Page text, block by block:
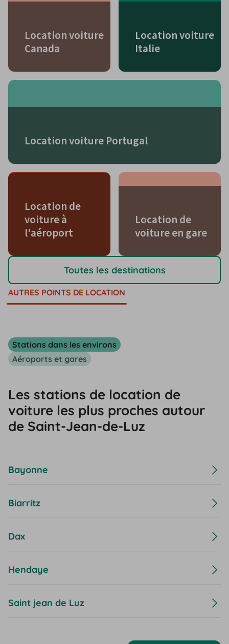
Location voiture
Canada
Location voiture
Italie
Location voiture Portugal
Location de
voiture à
l'aéroport
Location de
voiture en gare
Toutes les destinations
AUTRES POINTS DE LOCATION
Stations dans les environs
Aéroports et gares
Les stations de location de
voiture les plus proches autour
de Saint-Jean-de-Luz
Bayonne
Biarritz
Dax
Hendaye
Saint jean de Luz